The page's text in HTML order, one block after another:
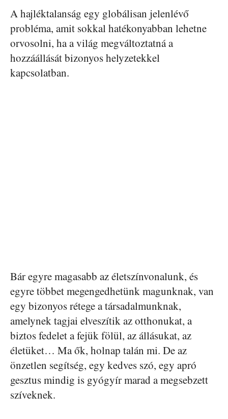
A hajléktalanság egy globálisan jelenlévő
probléma, amit sokkal hatékonyabban lehetne
orvosolni, ha a világ megváltoztatná a
hozzáállását bizonyos helyzetekkel
kapcsolatban.
Bár egyre magasabb az életszínvonalunk, és
egyre többet megengedhetünk magunknak, van
egy bizonyos rétege a társadalmunknak,
amelynek tagjai elveszítik az otthonukat, a
biztos fedelet a fejük fölül, az állásukat, az
életüket… Ma ők, holnap talán mi. De az
önzetlen segítség, egy kedves szó, egy apró
gesztus mindig is gyógyír marad a megsebzett
szíveknek.